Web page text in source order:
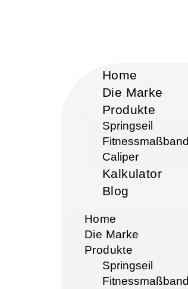
Home
Die Marke
Produkte
Springseil
Fitnessmaßband
Caliper
Kalkulator
Blog
Home
Die Marke
Produkte
Springseil
Fitnessmaßband